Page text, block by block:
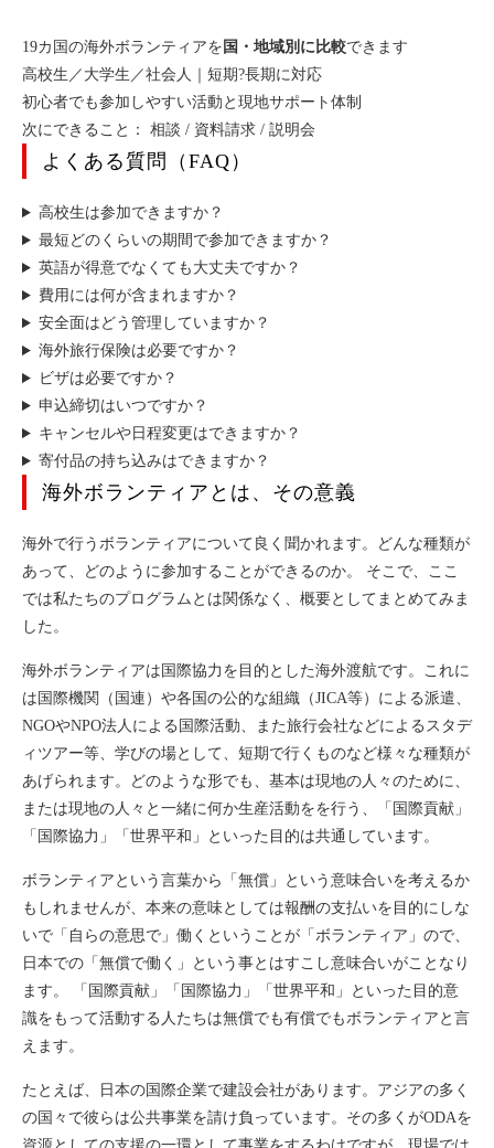
19カ国の海外ボランティアを 国・地域別に比較できます
高校生／大学生／社会人｜短期?長期に対応
初心者でも参加しやすい活動と現地サポート体制
次にできること： 相談 / 資料請求 / 説明会
よくある質問（FAQ）
高校生は参加できますか？
最短どのくらいの期間で参加できますか？
英語が得意でなくても大丈夫ですか？
費用には何が含まれますか？
安全面はどう管理していますか？
海外旅行保険は必要ですか？
ビザは必要ですか？
申込締切はいつですか？
キャンセルや日程変更はできますか？
寄付品の持ち込みはできますか？
海外ボランティアとは、その意義
海外で行うボランティアについて良く聞かれます。どんな種類が
あって、どのように参加することができるのか。 そこで、ここ
では私たちのプログラムとは関係なく、概要としてまとめてみま
した。
海外ボランティアは国際協力を目的とした海外渡航です。これに
は国際機関（国連）や各国の公的な組織（JICA等）による派遣、
NGOやNPO法人による国際活動、また旅行会社などによるスタデ
ィツアー等、学びの場として、短期で行くものなど様々な種類が
あげられます。どのような形でも、基本は現地の人々のために、
または現地の人々と一緒に何か生産活動をを行う、「国際貢献」
「国際協力」「世界平和」といった目的は共通しています。
ボランティアという言葉から「無償」という意味合いを考えるか
もしれませんが、本来の意味としては報酬の支払いを目的にしな
いで「自らの意思で」働くということが「ボランティア」ので、
日本での「無償で働く」という事とはすこし意味合いがことなり
ます。 「国際貢献」「国際協力」「世界平和」といった目的意
識をもって活動する人たちは無償でも有償でもボランティアと言
えます。
たとえば、日本の国際企業で建設会社があります。アジアの多く
の国々で彼らは公共事業を請け負っています。その多くがODAを